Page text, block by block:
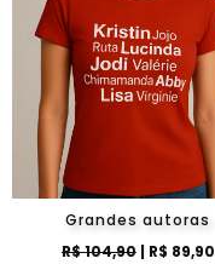
Grandes autoras
R$ 104,90| R$ 89,90